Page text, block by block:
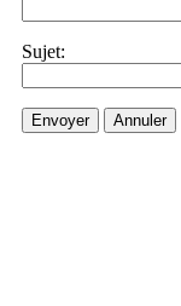
Sujet:
Envoyer Annuler